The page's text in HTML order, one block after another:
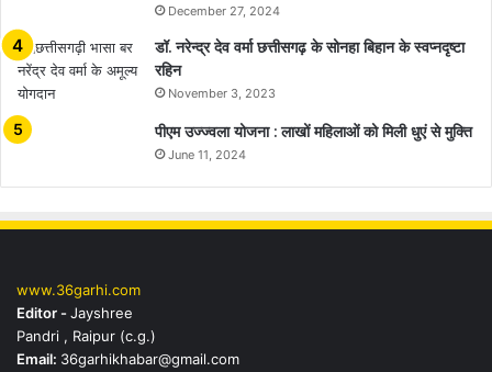
December 27, 2024
डॉ. नरेन्द्र देव वर्मा छत्तीसगढ़ के सोनहा बिहान के स्वप्नदृष्टा
रहिन
November 3, 2023
पीएम उज्ज्वला योजना : लाखों महिलाओं को मिली धुएं से मुक्ति
June 11, 2024
www.36garhi.com
Editor -Jayshree
Pandri , Raipur (c.g.)
Email: 36garhikhabar@gmail.com